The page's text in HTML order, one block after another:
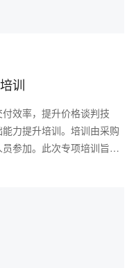
训
效率，提升价格谈判技
力提升培训。培训由采购
参加。此次专项培训旨在